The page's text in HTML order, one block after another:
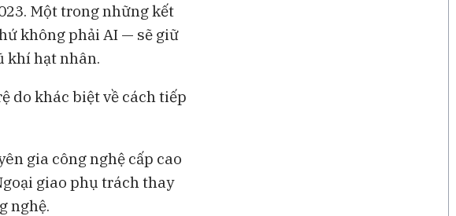
Một trong những kết
không phải AI — sẽ giữ
khí hạt nhân.
do khác biệt về cách tiếp
gia công nghệ cấp cao
giao phụ trách thay
nghệ.